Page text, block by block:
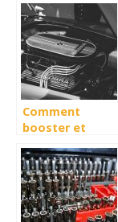
la route à faire
?
Comment
booster et
moteur de
votre voiture